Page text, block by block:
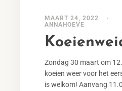
MAART 24, 2022
ANNAHOEVE
Zondag 30 maart om
koeien weer voor het
is welkom! Aanvang